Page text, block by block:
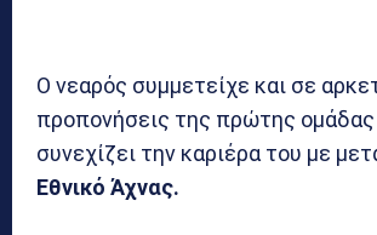
Ο νεαρός συμμετείχε και σε
προπονήσεις της πρώτης ομάδας
συνεχίζει την καριέρα του με
Εθνικό Άχνας.